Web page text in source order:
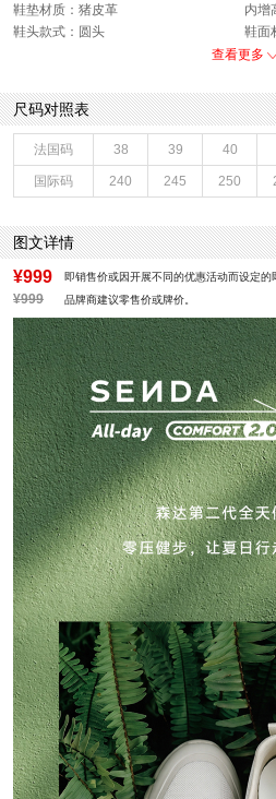
鞋垫材质：猪皮革
内增
鞋头款式：圆头
鞋面
制鞋
40码鞋宽参考(男)：10CM
性别
皮质特征：织物
上市
鞋帮：低帮
鞋
里料材质：织物面料
40码
色系：黑色
鞋
闭合方式：系带
查看更多
尺码对照表
法国码 38 39 40
国际码 240 245 250
图文详情
¥999 即销售价或因开展不同的优惠活动而设定的
¥999 品牌商建议零售价或牌价。